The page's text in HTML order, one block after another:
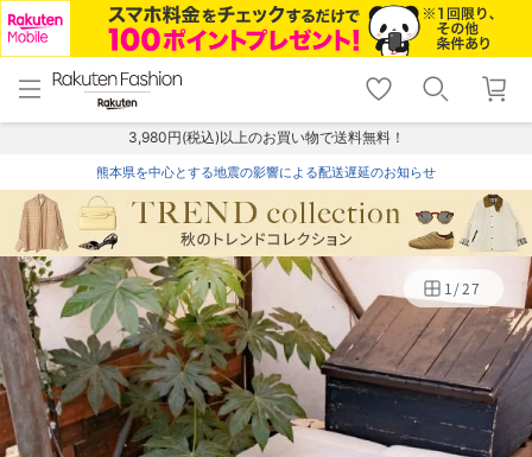
menu home
トップ
shopping_cart lock_outline
ログイン
3,980円(税込)以上のお買い物で送料無料！
熊本県を中心とする地震の影響による配送遅延のお知らせ
1/27